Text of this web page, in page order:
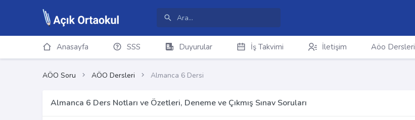
Anasayfa SSS Duyurular İş Takvimi İletişim Aöo Dersleri
AÖO Soru AÖO Dersleri Almanca 6 Dersi
Almanca 6 Ders Notları ve Özetleri, Deneme ve Çıkmış Sınav Soruları